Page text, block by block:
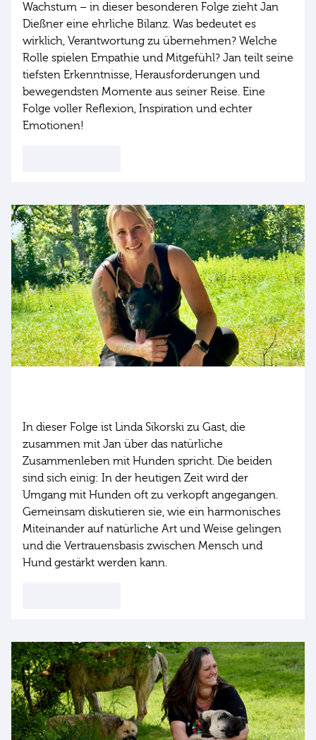
Wachstum – in dieser besonderen Folge zieht Jan
Dießner eine ehrliche Bilanz. Was bedeutet es
wirklich, Verantwortung zu übernehmen? Welche
Rolle spielen Empathie und Mitgefühl? Jan teilt seine
tiefsten Erkenntnisse, Herausforderungen und
bewegendsten Momente aus seiner Reise. Eine
Folge voller Reflexion, Inspiration und echter
Emotionen!
In dieser Folge ist Linda Sikorski zu Gast, die
zusammen mit Jan über das natürliche
Zusammenleben mit Hunden spricht. Die beiden
sind sich einig: In der heutigen Zeit wird der
Umgang mit Hunden oft zu verkopft angegangen.
Gemeinsam diskutieren sie, wie ein harmonisches
Miteinander auf natürliche Art und Weise gelingen
und die Vertrauensbasis zwischen Mensch und
Hund gestärkt werden kann.